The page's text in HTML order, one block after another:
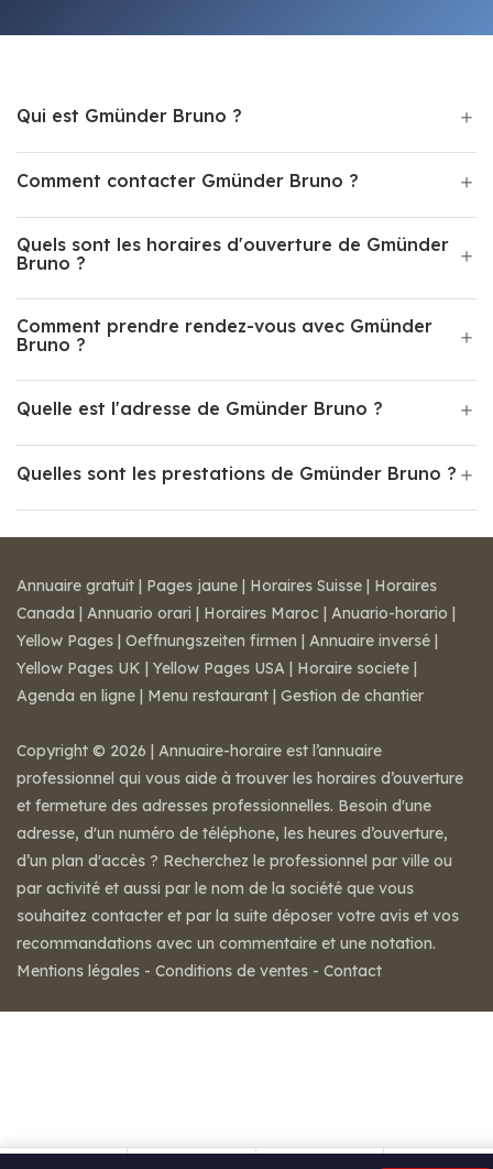
Qui est Gmünder Bruno ?
Comment contacter Gmünder Bruno ?
Quels sont les horaires d'ouverture de Gmünder
Bruno ?
Comment prendre rendez-vous avec Gmünder
Bruno ?
Quelle est l'adresse de Gmünder Bruno ?
Quelles sont les prestations de Gmünder Bruno ?
Annuaire gratuit | Pages jaune | Horaires Suisse | Horaires
Canada | Annuario orari | Horaires Maroc | Anuario-horario |
Yellow Pages | Oeffnungszeiten firmen | Annuaire inversé |
Yellow Pages UK | Yellow Pages USA | Horaire societe |
Agenda en ligne | Menu restaurant | Gestion de chantier
Copyright © 2026 | Annuaire-horaire est l’annuaire
professionnel qui vous aide à trouver les horaires d’ouverture
et fermeture des adresses professionnelles. Besoin d'une
adresse, d'un numéro de téléphone, les heures d’ouverture,
d’un plan d'accès ? Recherchez le professionnel par ville ou
par activité et aussi par le nom de la société que vous
souhaitez contacter et par la suite déposer votre avis et vos
recommandations avec un commentaire et une notation.
Mentions légales - Conditions de ventes - Contact